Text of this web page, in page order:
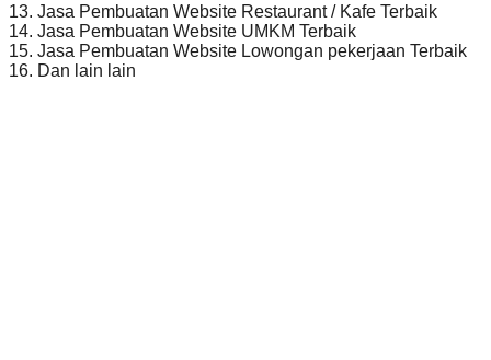
13. Jasa Pembuatan Website Restaurant / Kafe Terbaik
14. Jasa Pembuatan Website UMKM Terbaik
15. Jasa Pembuatan Website Lowongan pekerjaan Terbaik
16. Dan lain lain